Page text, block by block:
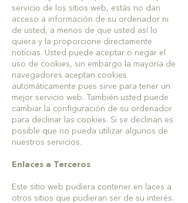
servicio de los sitios web, estás no dan
acceso a información de su ordenador ni
de usted, a menos de que usted así lo
quiera y la proporcione directamente
noticias. Usted puede aceptar o negar el
uso de cookies, sin embargo la mayoría de
navegadores aceptan cookies
automáticamente pues sirve para tener un
mejor servicio web. También usted puede
cambiar la configuración de su ordenador
para declinar las cookies. Si se declinan es
posible que no pueda utilizar algunos de
nuestros servicios.
Enlaces a Terceros
Este sitio web pudiera contener en laces a
otros sitios que pudieran ser de su interés.